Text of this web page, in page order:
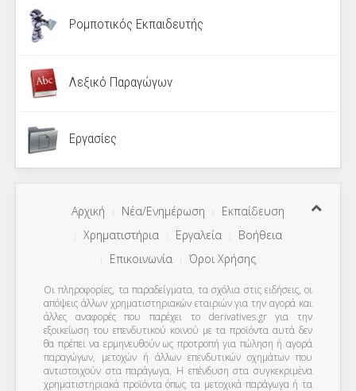
Ρομποτικός Εκπαιδευτής
Λεξικό Παραγώγων
Εργασίες
Αρχική Νέα/Ενημέρωση
Εκπαίδευση
Χρηματιστήρια
Εργαλεία
Βοήθεια
Επικοινωνία
Όροι Χρήσης
Οι πληροφορίες, τα παραδείγματα, τα σχόλια στις ειδήσεις, οι
απόψεις άλλων χρηματιστηριακών εταιριών για την αγορά και
άλλες αναφορές που παρέχει το derivatives.gr για την
εξοικείωση του επενδυτικού κοινού με τα προϊόντα αυτά δεν
θα πρέπει να ερμηνευθούν ως προτροπή για πώληση ή αγορά
παραγώγων, μετοχών ή άλλων επενδυτικών οχημάτων που
αντιστοιχούν στα παράγωγα. Η επένδυση στα συγκεκριμένα
χρηματιστηριακά προϊόντα όπως τα μετοχικά παράγωγα ή τα